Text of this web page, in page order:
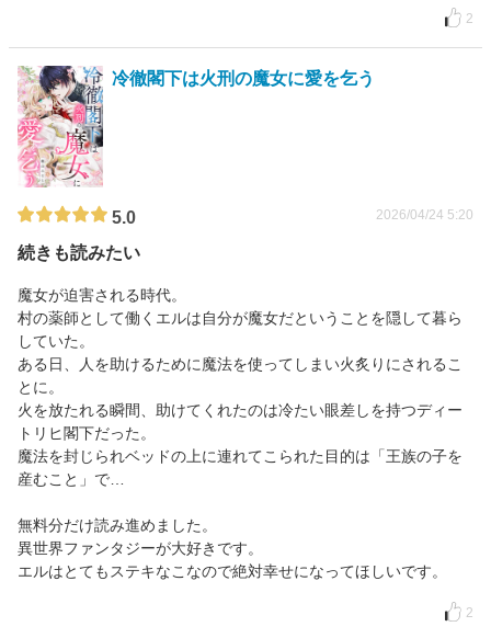
2
冷徹閣下は火刑の魔女に愛を乞う
5.0 2026/04/24 5:20
続きも読みたい
魔女が迫害される時代。
村の薬師として働くエルは自分が魔女だということを隠して暮ら
していた。
ある日、人を助けるために魔法を使ってしまい火炙りにされるこ
とに。
火を放たれる瞬間、助けてくれたのは冷たい眼差しを持つディー
トリヒ閣下だった。
魔法を封じられベッドの上に連れてこられた目的は「王族の子を
産むこと」で…
無料分だけ読み進めました。
異世界ファンタジーが大好きです。
エルはとてもステキなこなので絶対幸せになってほしいです。
2